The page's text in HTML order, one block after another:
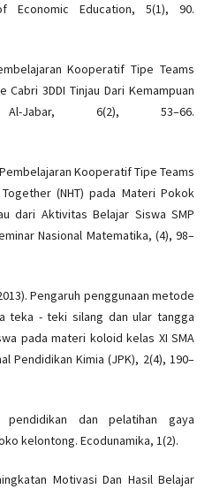
Economic Education, 5(1), 90.
Kooperatif Tipe Teams
Cabri 3DDI Tinjau Dari Kemampuan
Jabar, 6(2), 53–66.
Kooperatif Tipe Teams
(NHT) pada Materi Pokok
dari Aktivitas Belajar Siswa SMP
Nasional Matematika, (4), 98–
Pengaruh penggunaan metode
teka - teki silang dan ular tangga
pada materi koloid kelas XI SMA
Pendidikan Kimia (JPK), 2(4), 190–
pendidikan dan pelatihan gaya
kelontong. Ecodunamika, 1(2).
Motivasi Dan Hasil Belajar